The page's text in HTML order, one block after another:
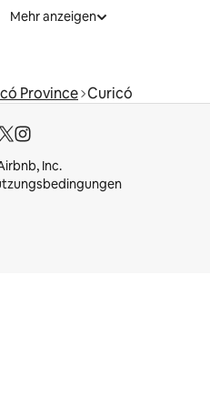
Mehr anzeigen
Province Curicó
Inc.